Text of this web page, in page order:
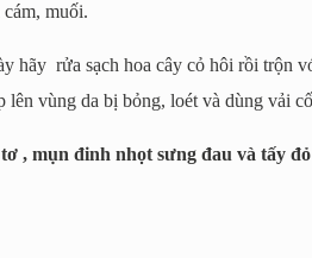
muối.
hãy rửa sạch hoa cây cỏ hôi rồi trộn
lên vùng da bị bỏng, loét và dùng vải
, mụn đinh nhọt sưng đau và tấy đỏ